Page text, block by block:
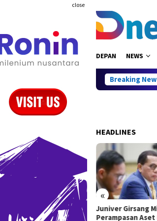
close
DEPAN NEWS
Breaking
HEADLINES
«
Perbukuan, Willy Aditya:
Ilmu Pengetahuan
Juniver Girsang
Perampasan